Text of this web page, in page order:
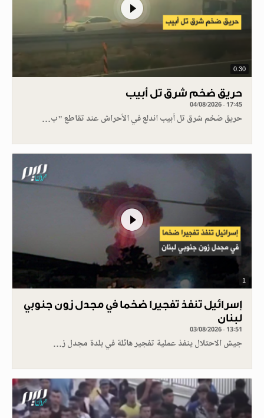
0.30
حريق ضخم شرق تل أبيب
04/08/2026 - 17:45
حريق ضخم شرق تل أبيب اندلع في الأحراش عند تقاطع "ب…
1
إسرائيل تنفذ تفجيرا ضخما في مجدل زون جنوبي
لبنان
03/08/2026 - 13:51
جيش الاحتلال ينفذ عملية تفجير هائلة في بلدة مجدل ز…